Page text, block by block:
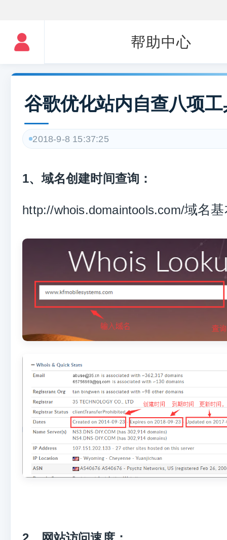
帮助中心
谷歌优化站内自查八项工
2018-9-8 15:37:25
1、域名创建时间查询：
http://whois.domaintools.com/域名